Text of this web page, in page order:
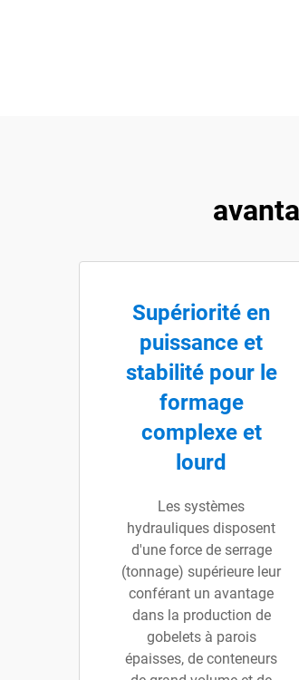
Supériorité en
puissance et
stabilité pour le
formage
complexe et
lourd
Les systèmes
hydrauliques disposent
d'une force de serrage
(tonnage) supérieure leur
conférant un avantage
dans la production de
gobelets à parois
épaisses, de conteneurs